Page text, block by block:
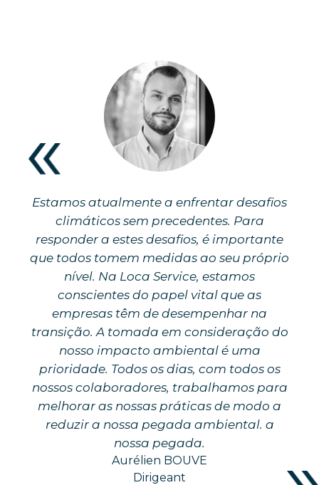
Estamos atualmente a enfrentar desafios
climáticos sem precedentes. Para
responder a estes desafios, é importante
que todos tomem medidas ao seu próprio
nível. Na Loca Service, estamos
conscientes do papel vital que as
empresas têm de desempenhar na
transição. A tomada em consideração do
nosso impacto ambiental é uma
prioridade. Todos os dias, com todos os
nossos colaboradores, trabalhamos para
melhorar as nossas práticas de modo a
reduzir a nossa pegada ambiental. a
nossa pegada.
Aurélien BOUVE
Dirigeant